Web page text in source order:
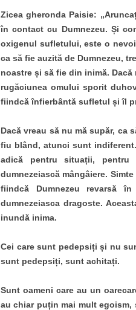
Zicea gheronda Paisie:
în contact cu Dumnezeu. Și
oxigenul sufletului, este o
ca să fie auzită de Dumnezeu,
noastre și să fie din inimă.
rugăciunea omului sporit
fiindcă înfierbântă sufletul și îl
Dacă vreau să nu mă supăr, ca
fiu blând, atunci sunt
adică pentru situații, pentru
dumnezeiască mângâiere.
fiindcă Dumnezeu revarsă
dumnezeiasca dragoste.
inundă inima.
Cei care sunt pedepsiți și nu
sunt pedepsiți, sunt achitați.
Sunt oameni care au un
au chiar puțin mai mult egoism,